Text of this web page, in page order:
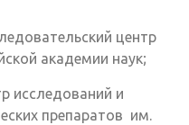
центр
академии наук;
исследований и
препаратов им.